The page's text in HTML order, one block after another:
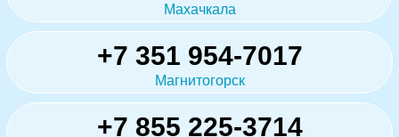
Махачкала
+7 351 954-7017
Магнитогорск
+7 855 225-3714